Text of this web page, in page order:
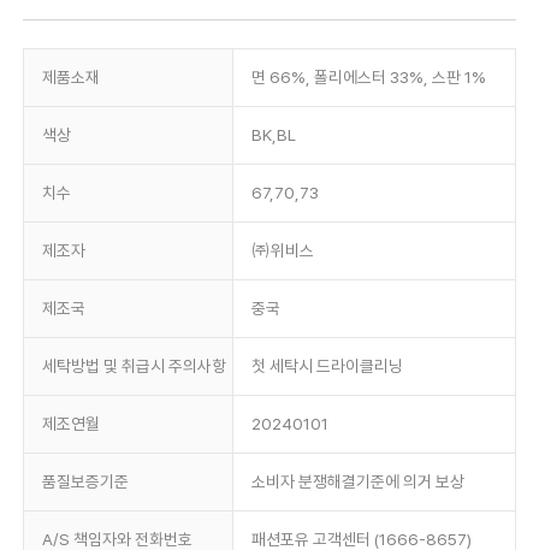
제품소재 면 66%, 폴리에스터 33%, 스판 1%
색상 BK,BL
치수 67,70,73
제조자 ㈜위비스
제조국 중국
세탁방법 및 취급시 주의사항 첫 세탁시 드라이클리닝
제조연월 20240101
품질보증기준 소비자 분쟁해결기준에 의거 보상
A/S 책임자와 전화번호 패션포유 고객센터 (1666-8657)